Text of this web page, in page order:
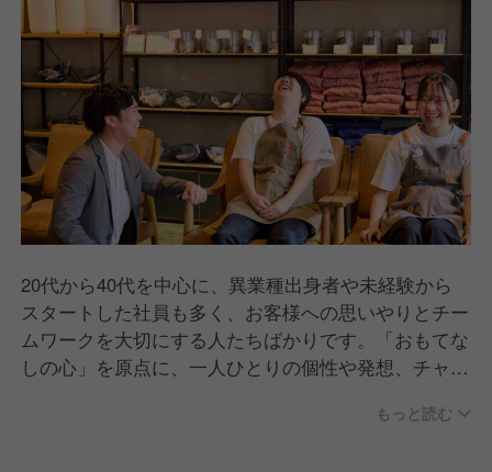
20代から40代を中心に、異業種出身者や未経験から
スタートした社員も多く、お客様への思いやりとチー
ムワークを大切にする人たちばかりです。「おもてな
しの心」を原点に、一人ひとりの個性や発想、チャレ
しています。柔軟な発想や前向きな姿勢、仲間と連携
もっと読む